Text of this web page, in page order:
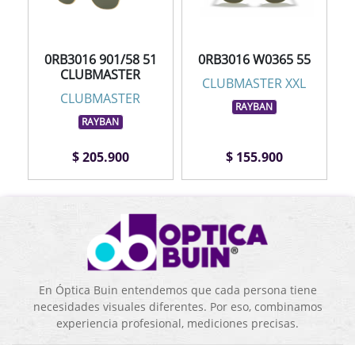
0RB3016 901/58 51
CLUBMASTER
CLUBMASTER
RAYBAN
$ 205.900
0RB3016 W0365 55
CLUBMASTER XXL
RAYBAN
$ 155.900
En Óptica Buin entendemos que cada persona tiene
necesidades visuales diferentes. Por eso, combinamos
experiencia profesional, mediciones precisas.